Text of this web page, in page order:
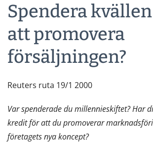
Spendera
att promovera
försäljningen?
Reuters ruta 19/1 2000
Var spenderade du millennieskiftet? Har
kredit för att du promoverar
företagets nya koncept?